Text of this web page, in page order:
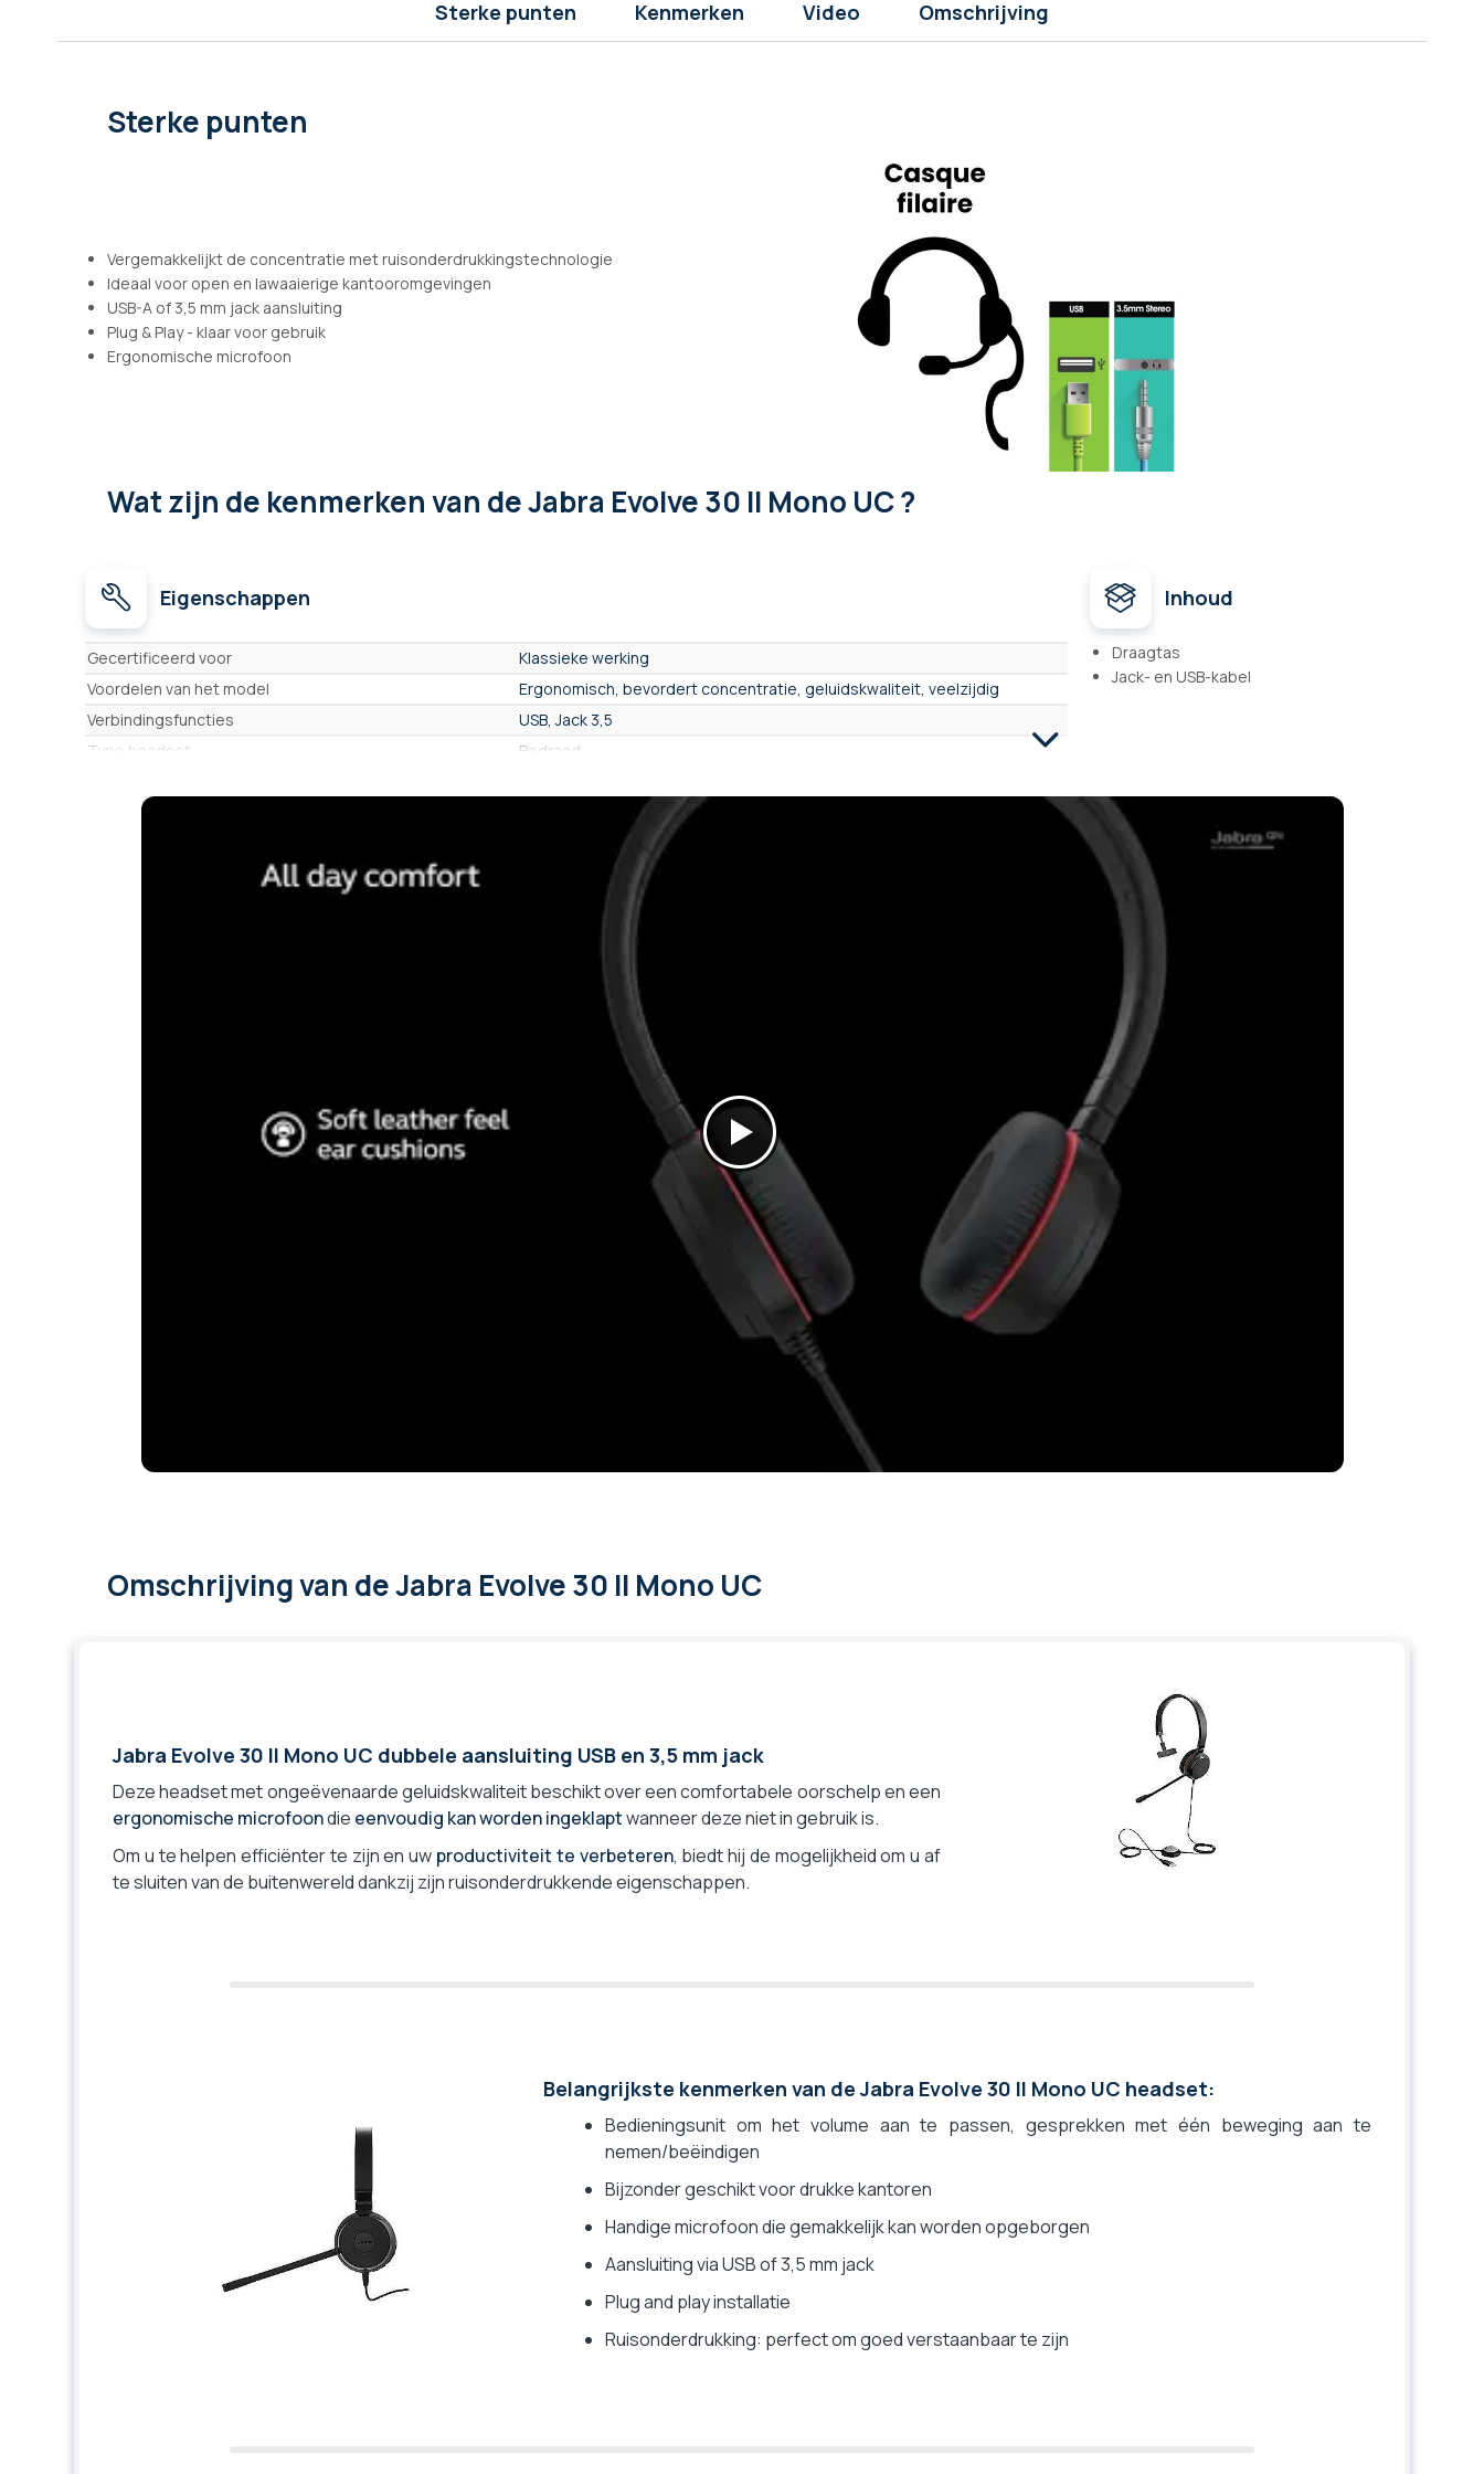
Sterke punten Kenmerken Video Omschrijving
Sterke punten
Vergemakkelijkt de concentratie met ruisonderdrukkingstechnologie
Ideaal voor open en lawaaierige kantooromgevingen
USB-A of 3,5 mm jack aansluiting
Plug & Play - klaar voor gebruik
Ergonomische microfoon
Wat zijn de kenmerkenvan de Jabra Evolve 30 II Mono UC ?
Eigenschappen
Eigenschappen
Gecertificeerd voor
Klassieke werking
Voordelen van het model
Ergonomisch, bevordert concentratie, geluidskwaliteit, veelzijdig
Verbindingsfuncties
USB, Jack 3,5
Type headset
Bedraad
Actieve geluidsisolatie
Headset met hoofdband
Nee (Teams, Zello, Zebra)
Geoptimaliseerd voor Zoom / Skype / Teams
Standaard microfoonarm
Voor een kalme omgeving
Inhoud
Draagtas
Jack- en USB-kabel
Omschrijvingvan de Jabra Evolve 30 II Mono UC
Jabra Evolve 30 II Mono UC dubbele aansluiting USB en 3,5 mm jack
Deze headset met ongeëvenaarde geluidskwaliteit beschikt over een comfortabele oorschelp en een
ergonomische microfoondie eenvoudig kan worden ingeklaptwanneer deze niet in gebruik is.
Om u te helpen efficiënter te zijn en uw productiviteit te verbeteren, biedt hij de mogelijkheid om u af
te sluiten van de buitenwereld dankzij zijn ruisonderdrukkende eigenschappen.
Belangrijkste kenmerken van de Jabra Evolve 30 II Mono UC headset:
Bedieningsunit om het volume aan te passen, gesprekken met één beweging aan te
nemen/beëindigen
Bijzonder geschikt voor drukke kantoren
Handige microfoon die gemakkelijk kan worden opgeborgen
Aansluiting via USB of 3,5 mm jack
Plug and play installatie
Ruisonderdrukking: perfect om goed verstaanbaar te zijn